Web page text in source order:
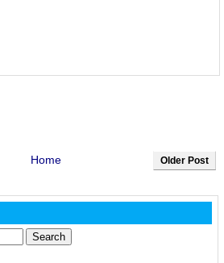
Older Post
Home